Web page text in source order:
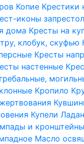
Копие Крестики
иконы
дома Кресты на
клобук, скуфью
Кресты
настенные
Кропило
Купели Ладан
и кронштейны
Масло